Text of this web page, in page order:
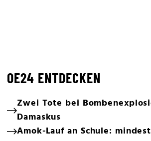
OE24 ENTDECKEN
Zwei Tote bei
Damaskus
Amok-Lauf an Schule: